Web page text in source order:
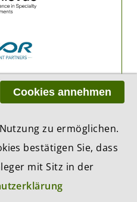
Cookies annehmen
zu ermöglichen.
bestätigen Sie, dass
mit Sitz in der